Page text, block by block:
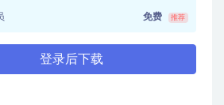
免费 推荐
登录后下载